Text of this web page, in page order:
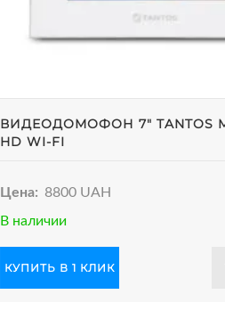
ВИДЕОДОМОФОН 7" TANTOS
HD WI-FI
Цена: 8800 UAH
В наличии
КУПИТЬ В 1 КЛИК